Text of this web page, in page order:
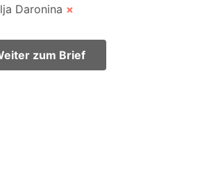
Daronina ×
zum Brief